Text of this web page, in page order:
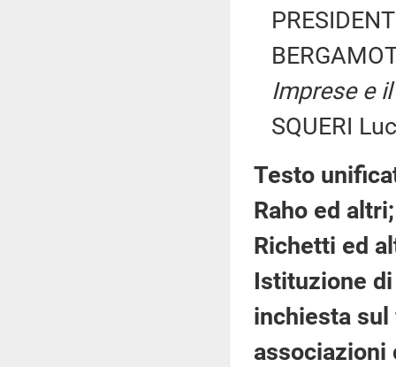
Imprese e
SQUERI
Testo
Raho ed
Richetti ed
Istituzione
inchiesta
associazioni